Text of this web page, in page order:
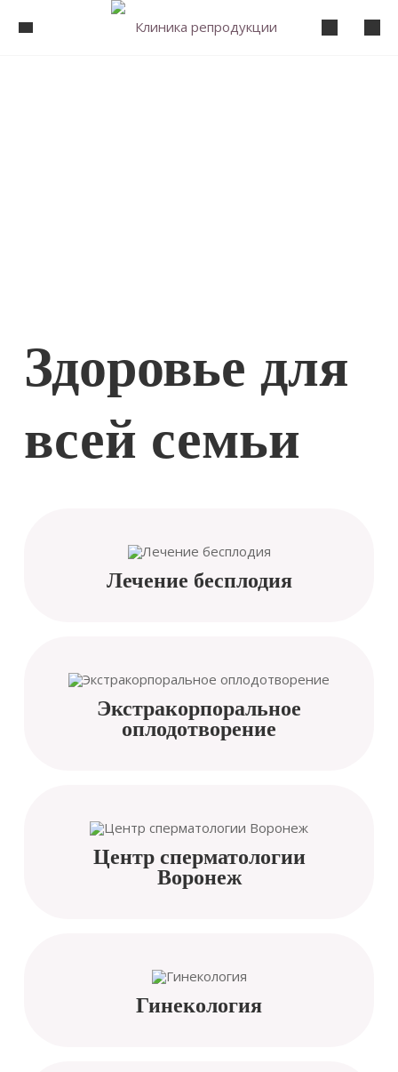
Здоровье для
всей семьи
Лечение бесплодия
Экстракорпоральное
оплодотворение
Центр сперматологии
Воронеж
Гинекология